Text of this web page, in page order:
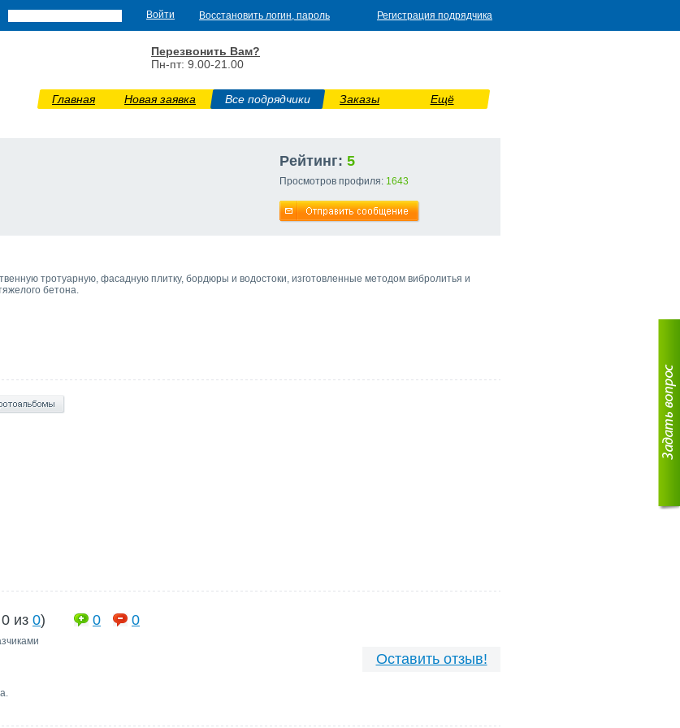
Восстановить логин, пароль Регистрация подрядчика
Перезвонить Вам?
Пн-пт: 9.00-21.00
Главная Новая заявка Все подрядчики Заказы Ещё
Рейтинг: 5
Просмотров профиля: 1643
тротуарную, фасадную плитку, бордюры и водостоки, изготовленные методом вибролитья и
бетона.
из 0) 0 0
Оставить отзыв!